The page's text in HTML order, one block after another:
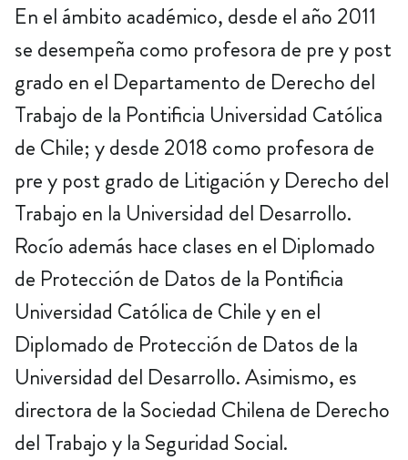
En el ámbito académico, desde el año 2011
se desempeña como profesora de pre y post
grado en el Departamento de Derecho del
Trabajo de la Pontificia Universidad Católica
de Chile; y desde 2018 como profesora de
pre y post grado de Litigación y Derecho del
Trabajo en la Universidad del Desarrollo.
Rocío además hace clases en el Diplomado
de Protección de Datos de la Pontificia
Universidad Católica de Chile y en el
Diplomado de Protección de Datos de la
Universidad del Desarrollo. Asimismo, es
directora de la Sociedad Chilena de Derecho
del Trabajo y la Seguridad Social.